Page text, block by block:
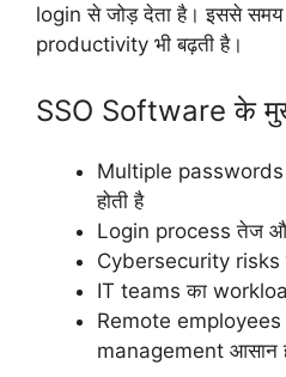
login से जोड़ देता है। इससे समय
productivity भी बढ़ती है।
SSO Software के
Multiple passwords
होती है
Login process तेज
Cybersecurity risks
IT teams का
Remote employees
management आसान